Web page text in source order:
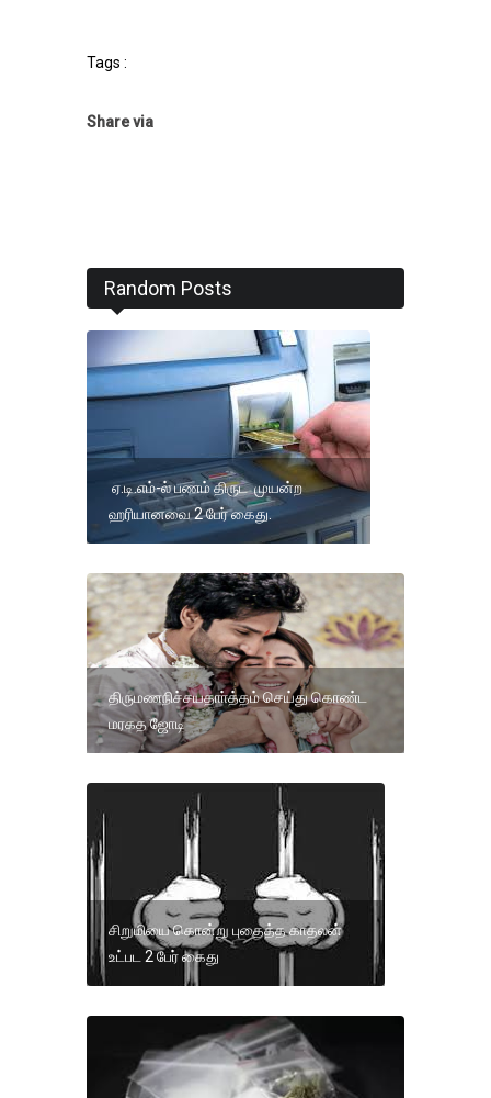
Tags :
Share via
Random Posts
ஏ.டி.எம்-ல் பணம் திருட முயன்ற
ஹரியானவை 2 பேர் கைது.
திருமணநிச்சயதாா்த்தம் செய்து கொண்ட
மரகத ஜோடி
சிறுமியை கொன்று புதைத்த காதலன்
உட்பட 2 பேர் கைது